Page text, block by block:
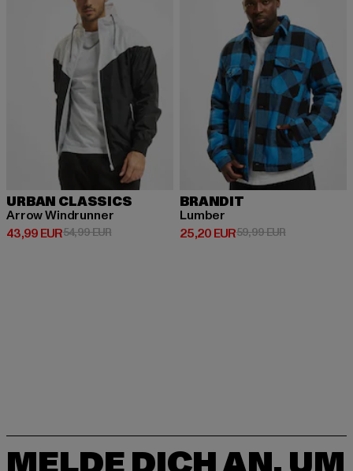
URBAN CLASSICS
Arrow Windrunner
43,99 EUR
Derzeitiger Preis: 43,99 EUR
54,99 EURAktionspreis: 54,99 EUR
BRANDIT
Lumber
25,20 EUR
Derzeitiger Preis: 25,20 EUR
59,99 EURAktionspreis: